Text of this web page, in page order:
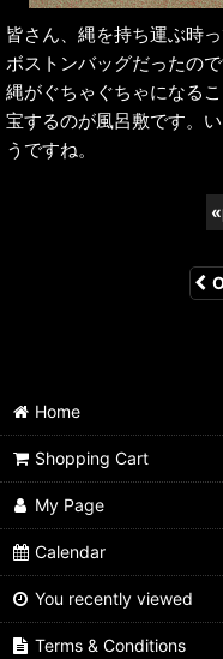
皆さん、縄を持ち運ぶ時
ボストンバッグだったの
縄がぐちゃぐちゃになる
宝するのが風呂敷です。
うですね。
«
Home
Shopping Cart
My Page
Calendar
You recently viewed
Terms & Conditions